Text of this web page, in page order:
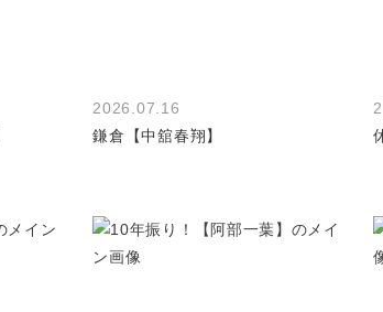
2026.07.16
鎌倉【中舘春翔】